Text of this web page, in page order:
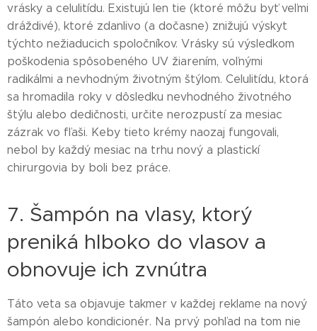
vrásky a celulitídu. Existujú len tie (ktoré môžu byť veľmi
dráždivé), ktoré zdanlivo (a dočasne) znižujú výskyt
týchto nežiaducich spoločníkov. Vrásky sú výsledkom
poškodenia spôsobeného UV žiarením, voľnými
radikálmi a nevhodným životným štýlom. Celulitídu, ktorá
sa hromadila roky v dôsledku nevhodného životného
štýlu alebo dedičnosti, určite nerozpustí za mesiac
zázrak vo fľaši. Keby tieto krémy naozaj fungovali,
nebol by každý mesiac na trhu nový a plastickí
chirurgovia by boli bez práce.
7. Šampón na vlasy, ktorý
preniká hlboko do vlasov a
obnovuje ich zvnútra
Táto veta sa objavuje takmer v každej reklame na nový
šampón alebo kondicionér. Na prvý pohľad na tom nie